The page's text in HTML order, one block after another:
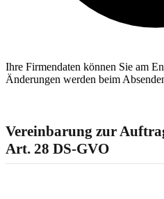
Ihre Firmendaten können Sie am
Änderungen werden beim
Vereinbarung zur
Art. 28 DS-GVO